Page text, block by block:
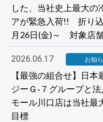
した、当社史上最大の
アが緊急入荷!! 折り
月26日(金)～ 対象店
2026.06.17 お知
【最強の組合せ】日
ジーＧ‐７グループと
モール川口店は当社最
目標